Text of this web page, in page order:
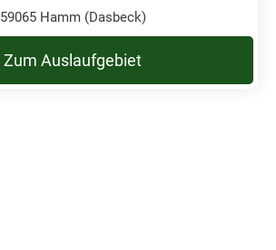
59065 Hamm (Dasbeck)
Zum Auslaufgebiet